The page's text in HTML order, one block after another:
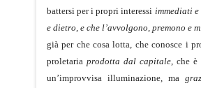
battersi per i propri interessi immediati
e dietro, e che l’avvolgono, premono e
già per che cosa lotta, che conosce i
proletariaprodotta dal capitale , che
un’improvvisa illuminazione, ma